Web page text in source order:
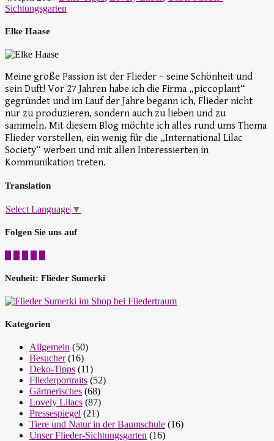
Sichtungsgarten
Elke Haase
Meine große Passion ist der Flieder – seine Schönheit und
sein Duft! Vor 27 Jahren habe ich die Firma „piccoplant“
gegründet und im Lauf der Jahre begann ich, Flieder nicht
nur zu produzieren, sondern auch zu lieben und zu
sammeln. Mit diesem Blog möchte ich alles rund ums Thema
Flieder vorstellen, ein wenig für die „International Lilac
Society“ werben und mit allen Interessierten in
Kommunikation treten.
Translation
Select Language ▼
Folgen Sie uns auf
Neuheit: Flieder Sumerki
Kategorien
Allgemein (50)
Besucher(16)
Deko-Tipps (11)
Fliederportraits (52)
Gärtnerisches (68)
Lovely Lilacs (87)
Pressespiegel (21)
Tiere und Natur in der Baumschule (16)
Unser Flieder-Sichtungsgarten (16)